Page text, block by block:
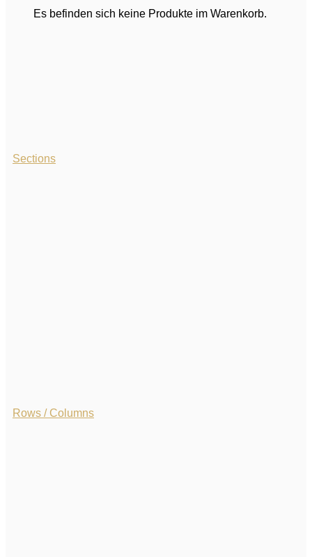
Es befinden sich keine Produkte im Warenkorb.
Sections
Rows / Columns